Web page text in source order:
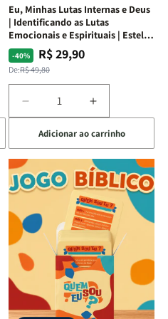
Eu, Minhas Lutas Internas e Deus
| Identificando as Lutas
Emocionais e Espirituais | Estela
Costa
-40%
Preço
normal
De:R$ 49,80
Preço
promocional
R$ 29,90
Diminuir
a
quantidade
de
Eu,
Minhas
Lutas
Internas
e
Deus
|
Identificando
Lutas
Aumentar
a
quantidade
de
Eu,
Minhas
Lutas
Internas
e
Deus
|
Identificando
as
Lutas
Adicionar ao carrinho